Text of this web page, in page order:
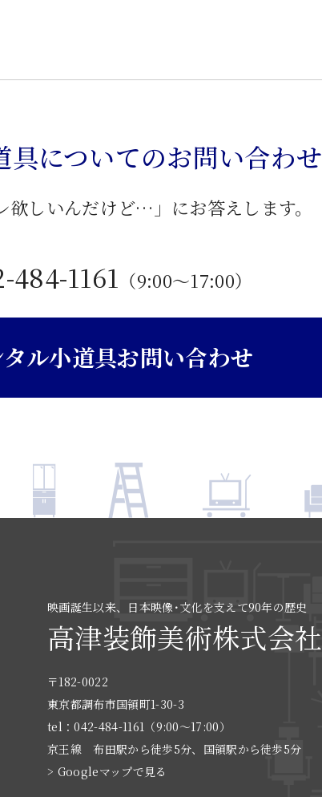
具についてのお問い合わせ
欲しいんだけど…」にお答えします。
484-1161 （9:00〜17:00）
タル小道具お問い合わせ
映画誕生以来、日本映像･文化を支えて90年の歴史
高津装飾美術株式会社
〒182-0022
東京都調布市国領町1-30-3
tel：042-484-1161（9:00〜17:00）
京王線 布田駅から徒歩5分、国領駅から徒歩5分
> Googleマップで見る